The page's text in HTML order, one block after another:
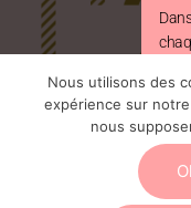
Nous utilisons des
expérience sur
nous
En